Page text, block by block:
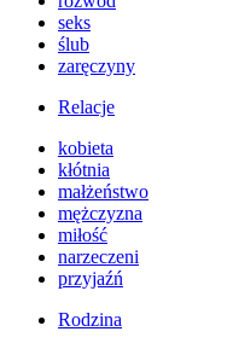
seks
ślub
zaręczyny
Relacje
kobieta
kłótnia
małżeństwo
mężczyzna
miłość
narzeczeni
przyjaźń
Rodzina